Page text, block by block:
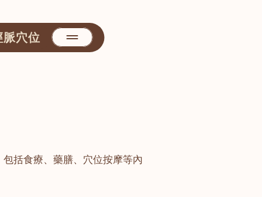
脈穴位
括食療、藥膳、穴位按摩等內